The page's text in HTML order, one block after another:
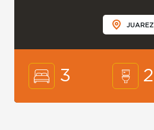
JUAREZ
3 2